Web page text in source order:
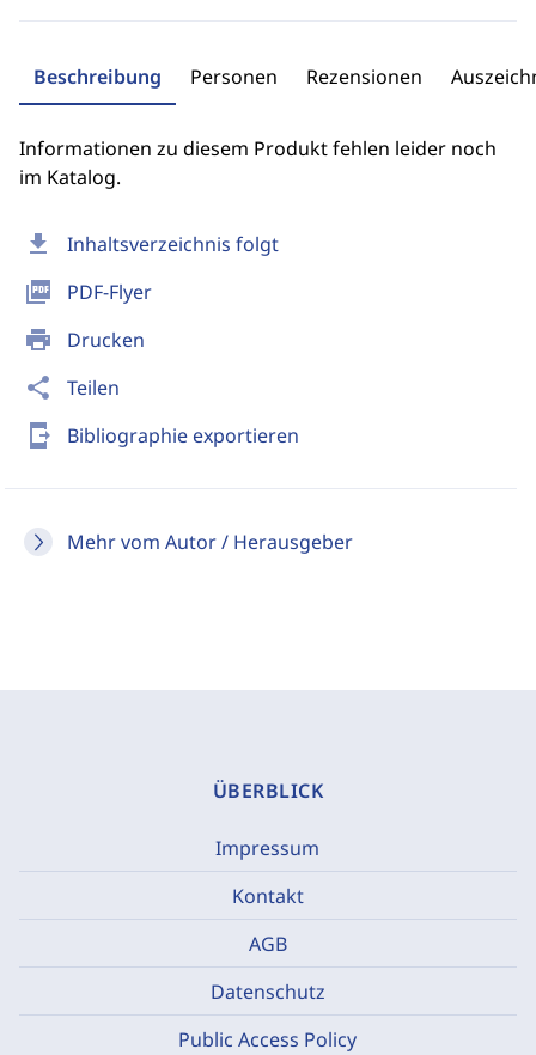
download Inhaltsverzeichnis folgt
picture_as_pdf PDF-Flyer
print Drucken
share Teilen
send_to_mobile Bibliographie exportieren
Mehr vom Autor / Herausgeber
Beschreibung Personen Rezensionen
Informationen zu diesem Produkt fehlen leider noch
im Katalog.
ÜBERBLICK
Impressum
Kontakt
AGB
Datenschutz
Public Access Policy